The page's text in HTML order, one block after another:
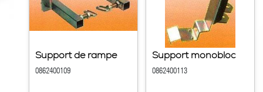
Support de rampe
0862400109
Support monobloc
0862400113